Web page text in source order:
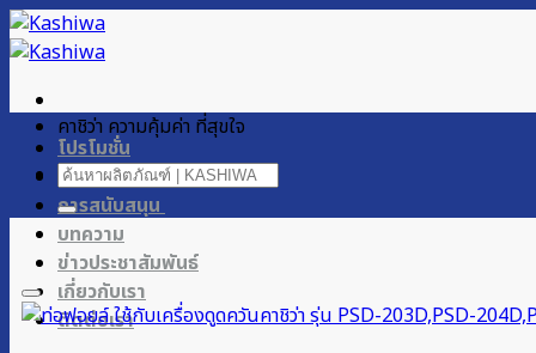
ข้าม
ไป
เนื้อหา
โปรโมชั่น
ผลิตภัณฑ์ของเรา
การสนับสนุน
บทความ
ข่าวประชาสัมพันธ์
เกี่ยวกับเรา
ติดต่อเรา
คาชิว่า ความคุ้มค่า ที่สุขใจ
ค้นหา: